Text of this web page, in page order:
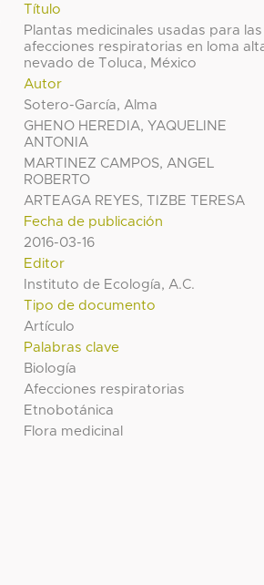
Título
Plantas medicinales usadas para las
afecciones respiratorias en loma
nevado de Toluca, México
Autor
Sotero-García, Alma
GHENO HEREDIA, YAQUELINE
ANTONIA
MARTINEZ CAMPOS, ANGEL
ROBERTO
ARTEAGA REYES, TIZBE TERESA
Fecha de publicación
2016-03-16
Editor
Instituto de Ecología, A.C.
Tipo de documento
Artículo
Palabras clave
Biología
Afecciones respiratorias
Etnobotánica
Flora medicinal